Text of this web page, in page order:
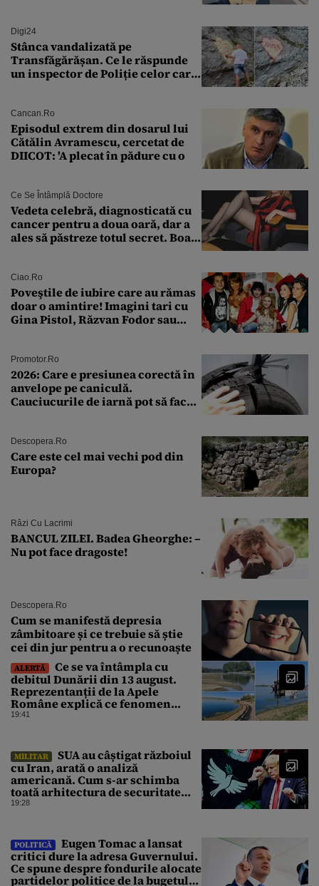
Digi24
Stânca vandalizată pe
Transfăgărășan. Ce le răspunde
un inspector de Poliție celor care
Cancan.ro
Episodul extrem din dosarul lui
Cătălin Avramescu, cercetat de
DIICOT: 'A plecat în pădure cu o
Ce Se Întâmplă Doctore
Vedeta celebră, diagnosticată cu
cancer pentru a doua oară, dar a
ales să păstreze totul secret. Boala
Ciao.ro
Poveştile de iubire care au rămas
doar o amintire! Imagini tari cu
Gina Pistol, Răzvan Fodor sau
Promotor.ro
2026: Care e presiunea corectă în
anvelope pe caniculă.
Cauciucurile de iarnă pot să facă
Descopera.ro
Care este cel mai vechi pod din
Europa?
Râzi Cu Lacrimi
BANCUL ZILEI. Badea Gheorghe: –
Nu pot face dragoste!
Descopera.ro
Cum se manifestă depresia
zâmbitoare și ce trebuie să știe
cei din jur pentru a o recunoaște
ALERTĂ
Ce se va întâmpla cu
debitul Dunării din 13 august.
Reprezentanții de la Apele
Române explică ce fenomen
urmează
19:41
MILITAR
SUA au câștigat războiul
cu Iran, arată o analiză
americană. Cum s-ar schimba
toată arhitectura de securitate
din Orientul Mijlociu
19:28
POLITICĂ
Eugen Tomac a lansat
critici dure la adresa Guvernului.
Ce spune despre fondurile alocate
partidelor politice de la bugetul